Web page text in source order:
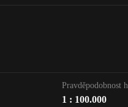
Pravděpodobnost
1 : 100.000